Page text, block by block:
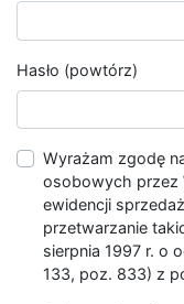
Hasło (powtórz)
Wyrażam zgodę
osobowych przez
ewidencji
przetwarzanie
sierpnia 1997 r. o
133, poz. 833) z